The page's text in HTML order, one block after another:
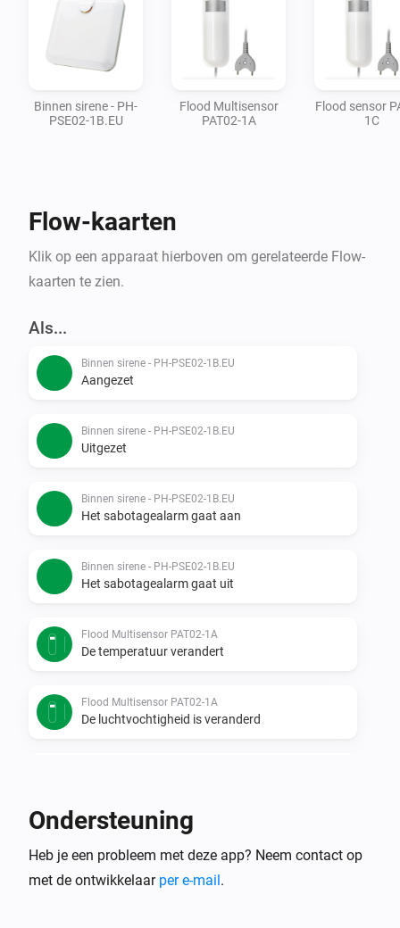
that’s affordable for everyone.
To report a bug or request additional devices, please
Binnen sirene - PH-
PSE02-1B.EU
Flood Multisensor
PAT02-1A
Flood sensor
1C
Flow-kaarten
Klik op een apparaat hierboven om gerelateerde Flow-
kaarten te zien.
Als...
Binnen sirene - PH-PSE02-1B.EU
Aangezet
Binnen sirene - PH-PSE02-1B.EU
Uitgezet
Binnen sirene - PH-PSE02-1B.EU
Het sabotagealarm gaat aan
Binnen sirene - PH-PSE02-1B.EU
Het sabotagealarm gaat uit
Flood Multisensor PAT02-1A
De temperatuur verandert
Flood Multisensor PAT02-1A
De luchtvochtigheid is veranderd
Flood Multisensor PAT02-1A
Het wateralarm gaat uit
Ondersteuning
Heb je een probleem met deze app? Neem contact op
met de ontwikkelaar per e-mail.